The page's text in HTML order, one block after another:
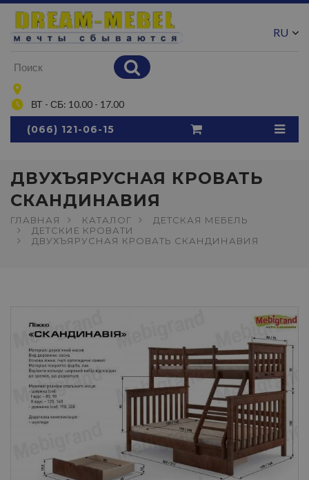
ВТ - СБ: 10.00 - 17.00
RU
(066) 121-06-15
ДВУХЪЯРУСНАЯ КРОВАТЬ
СКАНДИНАВИЯ
ГЛАВНАЯ КАТАЛОГ
ДЕТСКАЯ МЕБЕЛЬ
ДЕТСКИЕ КРОВАТИ
ДВУХЪЯРУСНАЯ КРОВАТЬ СКАНДИНАВИЯ